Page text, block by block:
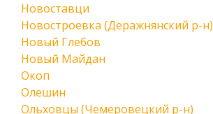
Новоставци
Новостроевка (Деражнянский р-н)
Новый Глебов
Новый Майдан
Окоп
Олешин
Ольховцы (Чемеровецкий р-н)